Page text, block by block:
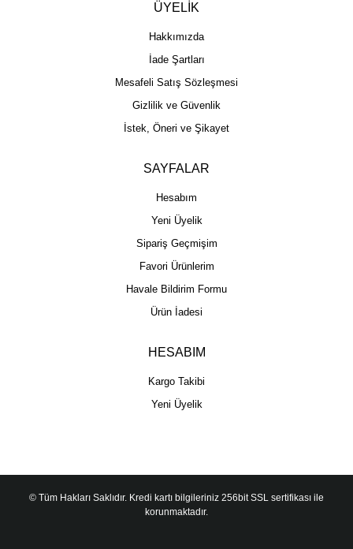
ÜYELİK
Hakkımızda
İade Şartları
Mesafeli Satış Sözleşmesi
Gizlilik ve Güvenlik
İstek, Öneri ve Şikayet
SAYFALAR
Hesabım
Yeni Üyelik
Sipariş Geçmişim
Favori Ürünlerim
Havale Bildirim Formu
Ürün İadesi
HESABIM
Kargo Takibi
Yeni Üyelik
© Tüm Hakları Saklıdır. Kredi kartı bilgileriniz 256bit SSL sertifikası ile
korunmaktadır.